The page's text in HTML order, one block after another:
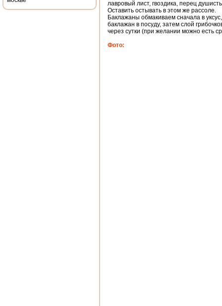
лавровый лист, гвоздика, перец
Оставить остывать в этом же рассоле.
Баклажаны обмакиваем сначала в
баклажан в посуду, затем слой
через сутки (при желании можно есть
Фото: